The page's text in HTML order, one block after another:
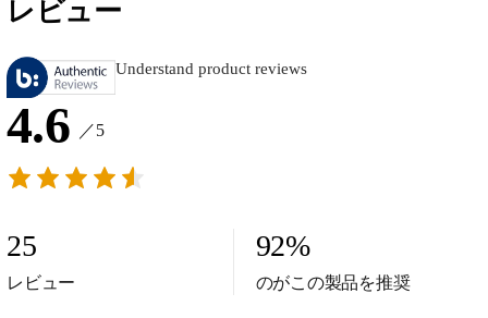
レビュー
Understand product reviews
4.6 ／5
25
レビュー
92%
のがこの製品を推奨